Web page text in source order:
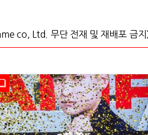
co, Ltd. 무단 전재 및 재배포 금지